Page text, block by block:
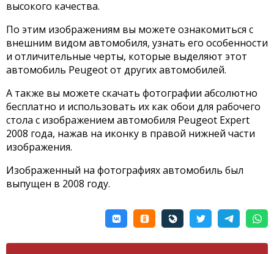
высокого качества.
По этим изображениям вы можете ознакомиться с
внешним видом автомобиля, узнать его особенности
и отличительные черты, которые выделяют этот
автомобиль Peugeot от других автомобилей.
А также вы можете скачать фотографии абсолютно
бесплатно и использовать их как обои для рабочего
стола с изображением автомобиля Peugeot Expert
2008 года, нажав на иконку в правой нижней части
изображения.
Изображенный на фотографиях автомобиль был
выпущен в 2008 году.